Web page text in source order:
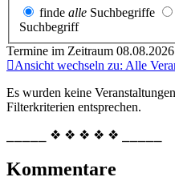
finde alle Suchbegriffe
Suchbegriff
Termine im Zeitraum
Ansicht wechseln zu: Alle
Es wurden keine
Filterkriterien entsprechen.
⎯⎯⎯⎯⎯ ❖ ❖ ❖ ❖ ❖ ⎯⎯⎯⎯⎯
Kommentare